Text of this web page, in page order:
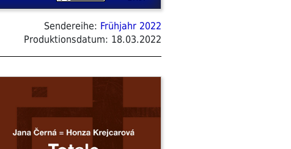
Sendereihe: Frühjahr 2022
Produktionsdatum: 18.03.2022